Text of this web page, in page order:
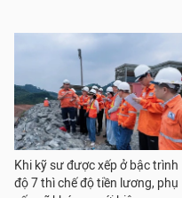
Khi kỹ sư được xếp ở bậc trình
độ 7 thì chế độ tiền lương, phụ